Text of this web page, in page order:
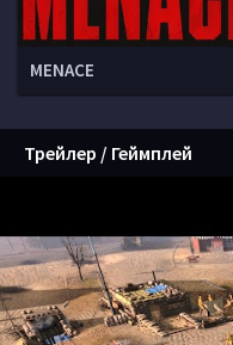
MENACE
Трейлер / Геймплей